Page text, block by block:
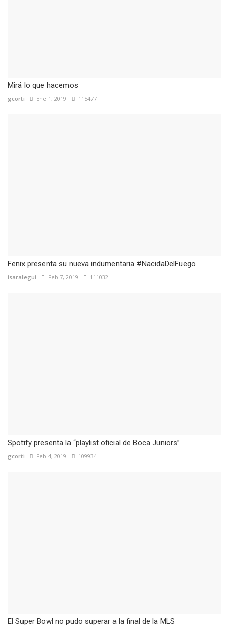
Mirá lo que hacemos
gcorti Ene 1, 2019 115477
Fenix presenta su nueva indumentaria #NacidaDelFuego
isaralegui Feb 7, 2019 111032
Spotify presenta la “playlist oficial de Boca Juniors”
gcorti Feb 4, 2019 109934
El Super Bowl no pudo superar a la final de la MLS